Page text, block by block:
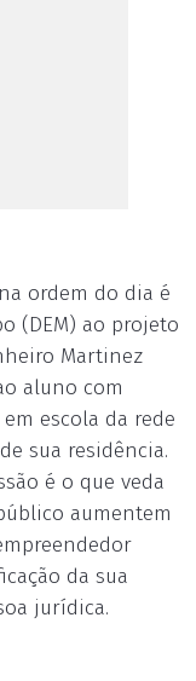
ordem do dia é
(DEM) ao projeto
Martinez
aluno com
escola da rede
sua residência.
é o que veda
aumentem
da sua
jurídica.